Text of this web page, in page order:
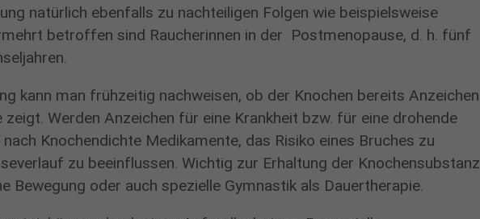
×
S
t
natürlich ebenfalls zu nachteiligen Folgen wie beispielsweise
betroffen sind Raucherinnen in der Postmenopause, d. h. fünf
kann man frühzeitig nachweisen, ob der Knochen bereits Anzeichen
Werden Anzeichen für eine Krankheit bzw. für eine drohende
Knochendichte Medikamente, das Risiko eines Bruches zu
zu beeinflussen. Wichtig zur Erhaltung der Knochensubstanz
Bewegung oder auch spezielle Gymnastik als Dauertherapie.